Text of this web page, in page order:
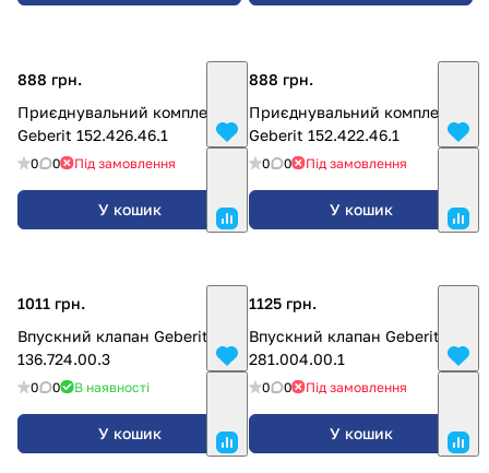
888 грн.
Приєднувальний комплект
Geberit 152.426.46.1
0 0 Під замовлення
У кошик
888 грн.
Приєднувальний комплект
Geberit 152.422.46.1
0 0 Під замовлення
У кошик
1011 грн.
Впускний клапан Geberit
136.724.00.3
0 0 В наявності
У кошик
1125 грн.
Впускний клапан Geberit
281.004.00.1
0 0 Під замовлення
У кошик